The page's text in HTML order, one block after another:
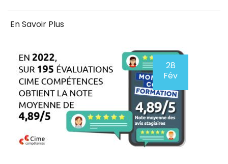
En Savoir Plus
28
Fév